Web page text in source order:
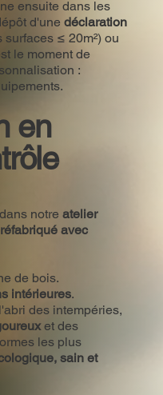
ensuite dans les
d'une déclaration
≤ 20m²) ou
le moment de
:
en
notre atelier
avec
de bois.
intérieures.
des intempéries,
et des
les plus
sain et